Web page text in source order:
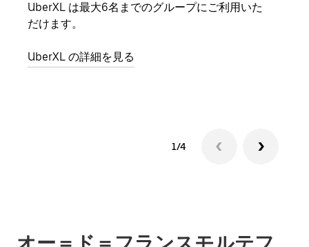
UberXL は最大6名までのグループにご利用いた
だけます。
UberXL の詳細を見る
1/4